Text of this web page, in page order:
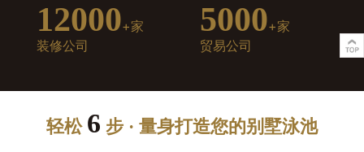
12000+家
装修公司
5000+家
贸易公司
轻松 6 步 · 量身打造您的别墅泳池